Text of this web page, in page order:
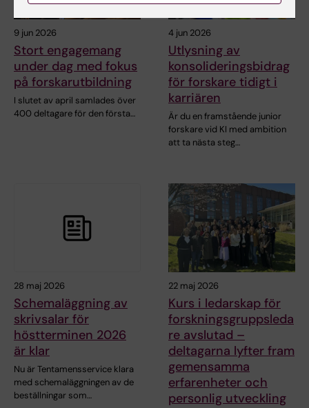
9 jun 2026
Stort engagemang
under dag med fokus
på forskarutbildning
I slutet av april samlades över
400 deltagare för den första…
4 jun 2026
Utlysning av
konsolideringsbidrag
för forskare tidigt i
karriären
Är du en framstående junior
forskare vid KI med ambition
att ta nästa steg…
28 maj 2026
Schemaläggning av
skrivsalar för
höstterminen 2026
är klar
Nu är Tentamensservice klara
med schemaläggningen av de
beställningar som…
22 maj 2026
Kurs i ledarskap för
forskningsgruppsleda
re avslutad –
deltagarna lyfter fram
gemensamma
erfarenheter och
personlig utveckling